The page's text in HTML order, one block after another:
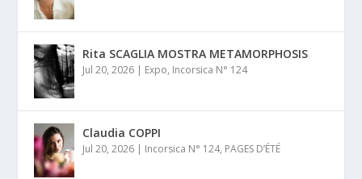
Rita SCAGLIA MOSTRA METAMORPHOSIS
Jul 20, 2026 | Expo, Incorsica N° 124
Claudia COPPI
Jul 20, 2026 | Incorsica N° 124, PAGES D’ÉTÉ